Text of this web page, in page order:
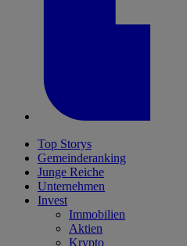
Top Storys
Gemeinderanking
Junge Reiche
Unternehmen
Invest
Immobilien
Aktien
Krypto